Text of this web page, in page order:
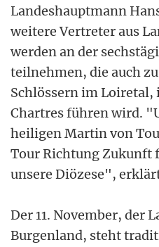
Landeshauptmann
weitere Vertreter aus
werden an der
teilnehmen, die auch
Schlössern im Loiretal,
Chartres führen wird.
heiligen Martin von
Tour Richtung Zukunft
unsere Diözese",
Der 11. November, der
Burgenland, steht